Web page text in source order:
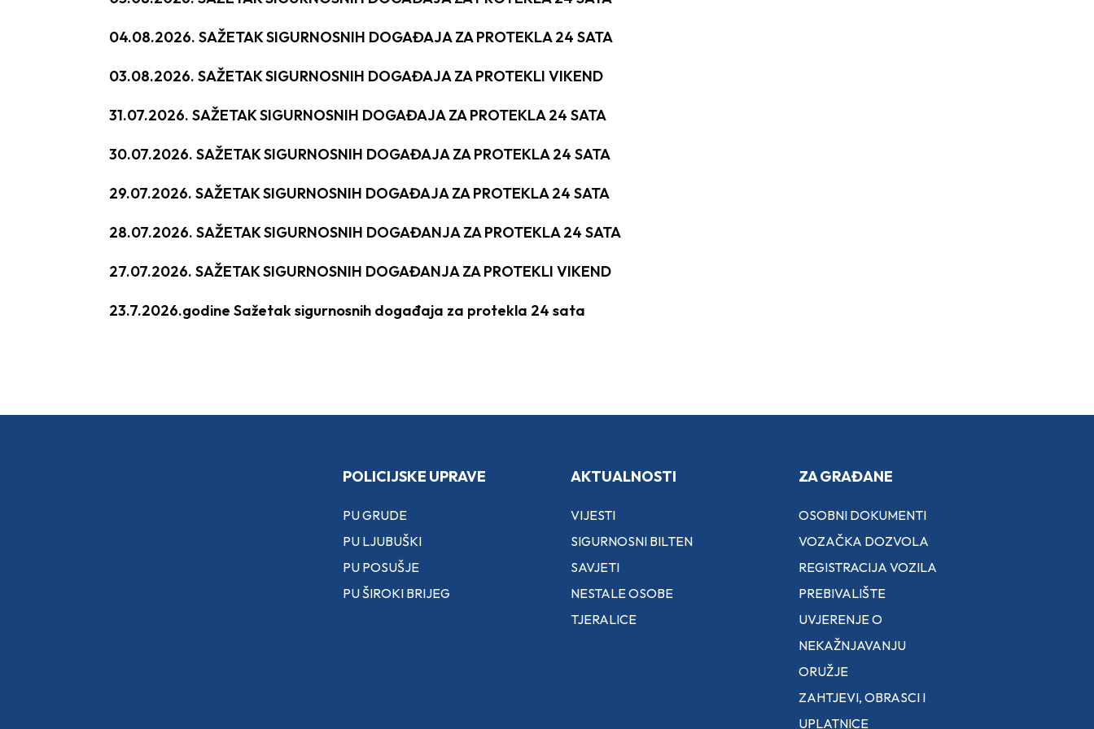
04.08.2026. SAŽETAK SIGURNOSNIH DOGAĐAJA ZA PROTEKLA 24 SATA
03.08.2026. SAŽETAK SIGURNOSNIH DOGAĐAJA ZA PROTEKLI VIKEND
31.07.2026. SAŽETAK SIGURNOSNIH DOGAĐAJA ZA PROTEKLA 24 SATA
30.07.2026. SAŽETAK SIGURNOSNIH DOGAĐAJA ZA PROTEKLA 24 SATA
29.07.2026. SAŽETAK SIGURNOSNIH DOGAĐAJA ZA PROTEKLA 24 SATA
28.07.2026. SAŽETAK SIGURNOSNIH DOGAĐANJA ZA PROTEKLA 24 SATA
27.07.2026. SAŽETAK SIGURNOSNIH DOGAĐANJA ZA PROTEKLI VIKEND
23.7.2026.godine Sažetak sigurnosnih događaja za protekla 24 sata
POLICIJSKE UPRAVE
PU GRUDE
PU LJUBUŠKI
PU POSUŠJE
PU ŠIROKI BRIJEG
AKTUALNOSTI
VIJESTI
SIGURNOSNI BILTEN
SAVJETI
NESTALE OSOBE
TJERALICE
ZA GRAĐANE
OSOBNI DOKUMENTI
VOZAČKA DOZVOLA
REGISTRACIJA VOZILA
PREBIVALIŠTE
UVJERENJE O
NEKAŽNJAVANJU
ORUŽJE
ZAHTJEVI, OBRASCI I
UPLATNICE